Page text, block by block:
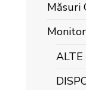
Măsuri
ALTE